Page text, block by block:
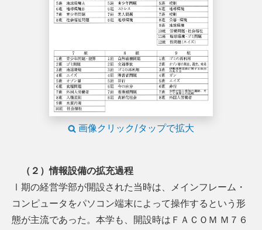
画像クリック/タップで拡大
（２）情報設備の拡充過程
Ⅰ期の経営学部が開設された当時は、メインフレーム・
コンピュータをパソコン端末によって操作するという形
態が主流であった。本学も、開設時はＦＡＣＯＭ Ｍ７６